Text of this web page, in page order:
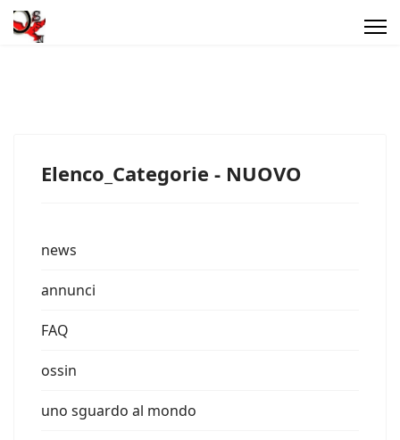
Elenco_Categorie - NUOVO
news
annunci
FAQ
ossin
uno sguardo al mondo